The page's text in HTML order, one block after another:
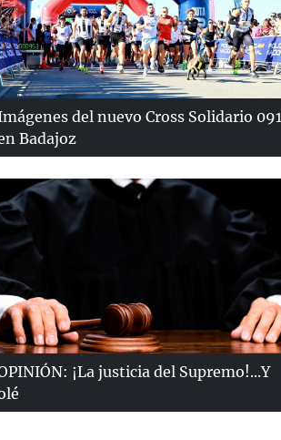
del nuevo Cross Solidario 091
Badajoz
¡La justicia del Supremo!...Y